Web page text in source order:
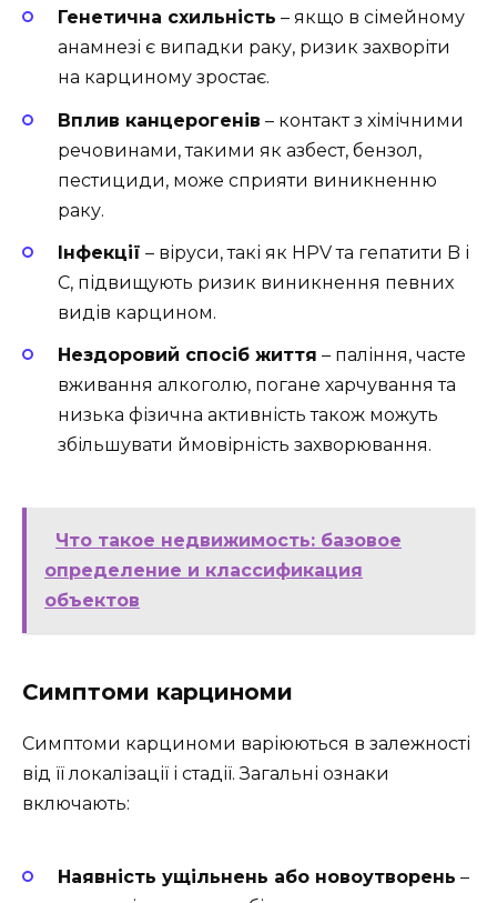
Генетична схильність – якщо в сімейному
анамнезі є випадки раку, ризик захворіти
на карциному зростає.
Вплив канцерогенів – контакт з хімічними
речовинами, такими як азбест, бензол,
пестициди, може сприяти виникненню
раку.
Інфекції – віруси, такі як HPV та гепатити B і
C, підвищують ризик виникнення певних
видів карцином.
Нездоровий спосіб життя – паління, часте
вживання алкоголю, погане харчування та
низька фізична активність також можуть
збільшувати ймовірність захворювання.
Что такое недвижимость: базовое
определение и классификация
объектов
Симптоми карциноми
Симптоми карциноми варіюються в залежності
від її локалізації і стадії. Загальні ознаки
включають:
Наявність ущільнень або новоутворень –